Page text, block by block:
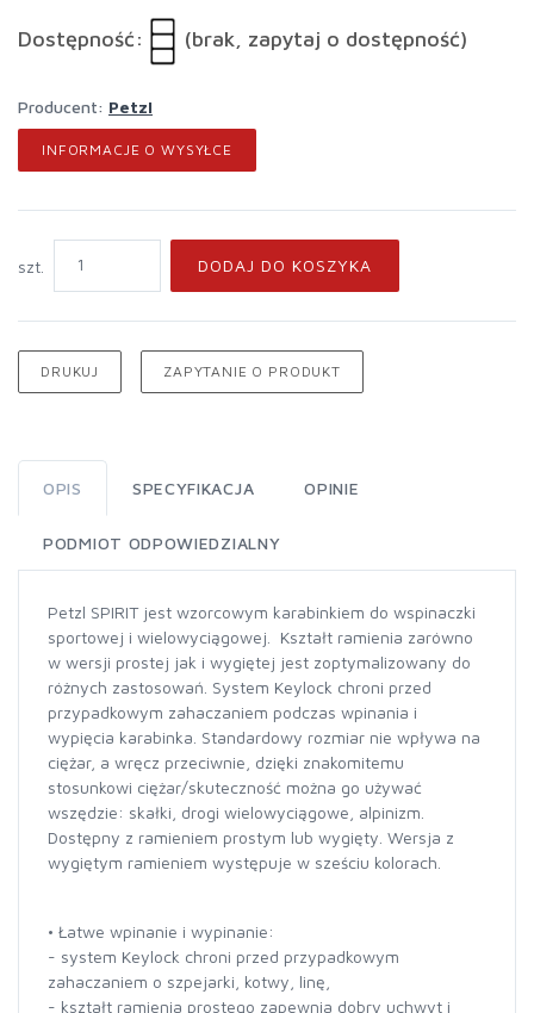
Dostępność: (brak, zapytaj o dostępność)
Producent: Petzl
INFORMACJE O WYSYŁCE
szt. DODAJ DO KOSZYKA
DRUKUJ ZAPYTANIE O PRODUKT
OPIS SPECYFIKACJA OPINIE
PODMIOT ODPOWIEDZIALNY
Petzl SPIRIT jest wzorcowym karabinkiem do wspinaczki
sportowej i wielowyciągowej. Kształt ramienia zarówno
w wersji prostej jak i wygiętej jest zoptymalizowany do
różnych zastosowań. System Keylock chroni przed
przypadkowym zahaczaniem podczas wpinania i
wypięcia karabinka. Standardowy rozmiar nie wpływa na
ciężar, a wręcz przeciwnie, dzięki znakomitemu
stosunkowi ciężar/skuteczność można go używać
wszędzie: skałki, drogi wielowyciągowe, alpinizm.
Dostępny z ramieniem prostym lub wygięty. Wersja z
wygiętym ramieniem występuje w sześciu kolorach.
• Łatwe wpinanie i wypinanie:
- system Keylock chroni przed przypadkowym
zahaczaniem o szpejarki, kotwy, linę,
- kształt ramienia prostego zapewnia dobry uchwyt i